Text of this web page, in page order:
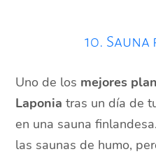
10.
Uno de los mejores
Laponia tras un día de
en una sauna
las saunas de humo,